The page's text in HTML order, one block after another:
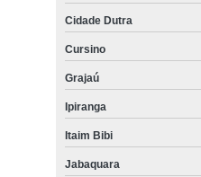
Cidade Dutra
Cursino
Grajaú
Ipiranga
Itaim Bibi
Jabaquara